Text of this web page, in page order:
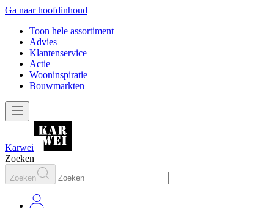
Ga naar hoofdinhoud
Toon hele assortiment
Advies
Klantenservice
Actie
Wooninspiratie
Bouwmarkten
Karwei
Zoeken
Zoeken